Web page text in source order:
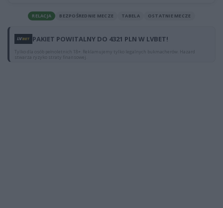
RELACJA BEZPOŚREDNIE MECZE TABELA OSTATNIE MECZE
PAKIET POWITALNY DO 4321 PLN W LVBET!
Tylko dla osób pełnoletnich 18+. Reklamujemy tylko legalnych bukmacherów. Hazard
stwarza ryzyko straty finansowej.